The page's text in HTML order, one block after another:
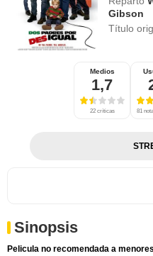
Gibson
Título
Medios
1,7
22 críticas 81
Sinopsis
Pelicula no recomendada a